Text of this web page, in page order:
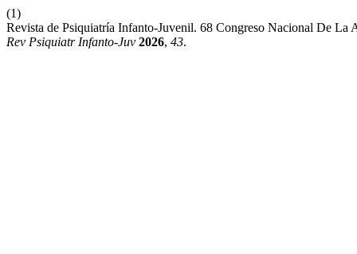
(1)
Revista de Psiquiatría Infanto-Juvenil. 68 Congreso Nacional De
Rev Psiquiatr Infanto-Juv 2026, 43.